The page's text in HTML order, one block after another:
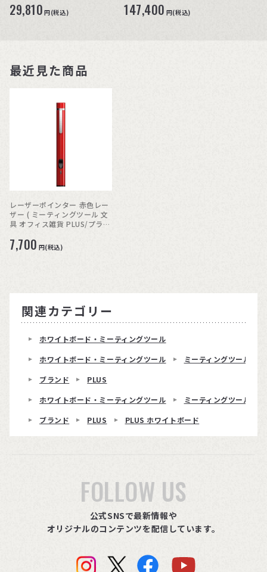
29,810 円(税込) 147,400 円(税込)
最近見た商品
レーザーポインター 赤色レー
ザー ( ミーティングツール 文
具 オフィス雑貨 PLUS/プラス
7,700 円(税込)
関連カテゴリー
ホワイトボード・ミーティングツール
ホワイトボード・ミーティングツール
ミーティングツール・
ブランド
PLUS
ホワイトボード・ミーティングツール
ミーティングツール・
ブランド
PLUS PLUS ホワイトボード
FOLLOW US
公式SNSで最新情報や
オリジナルのコンテンツを配信しています。